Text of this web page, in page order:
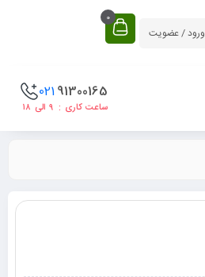
ورود / عضویت
0
91300165
021
ساعت کاری : ۹ الی ۱۸